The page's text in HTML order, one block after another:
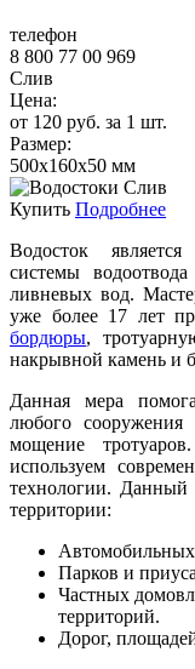
телефон
8 800 77 00 969
Слив
Цена:
от 120 руб. за 1 шт.
Размер:
500х160х50 мм
Купить Подробнее
Водосток
системы
ливневых вод.
уже более 17 лет
бордюры,
накрывной камень и
Данная мера
любого
мощение
используем
технологии. Данный
территории:
Автомобильных
Парков и
Частных
территорий.
Дорог,